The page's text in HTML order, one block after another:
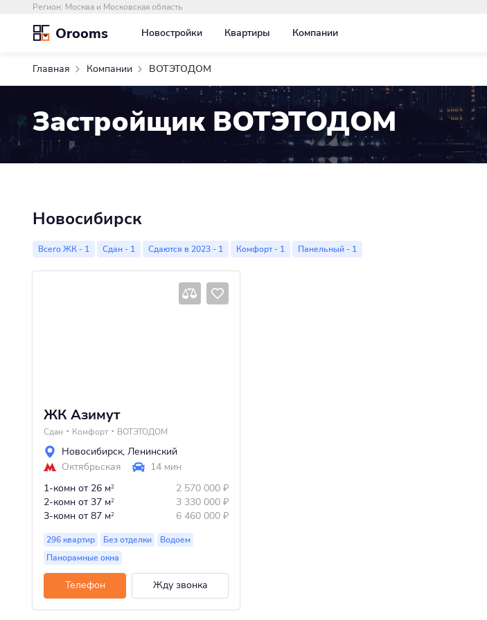
Регион: Москва и Московская область
Orooms Новостройки Квартиры Компании
Главная Компании ВОТЭТОДОМ
Застройщик ВОТЭТОДОМ
Новосибирск
Всего ЖК - 1 Сдан - 1 Сдаются в 2023 - 1 Комфорт - 1 Панельный - 1
ЖК Азимут
Сдан Комфорт ВОТЭТОДОМ
Новосибирск, Ленинский
Октябрьская
14 мин
1-комн от 26 м2 2 570 000 ₽
2-комн от 37 м2 3 330 000 ₽
3-комн от 87 м2 6 460 000 ₽
296 квартир Без отделки
Водоем
Панорамные окна
Телефон Жду звонка